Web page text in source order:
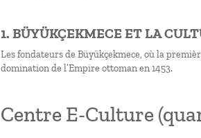
1. BÜYÜKÇEKMECE ET LA
Les fondateurs de Büyükçekmece, où la
domination de l’Empire ottoman en 1453.
Centre E-Culture